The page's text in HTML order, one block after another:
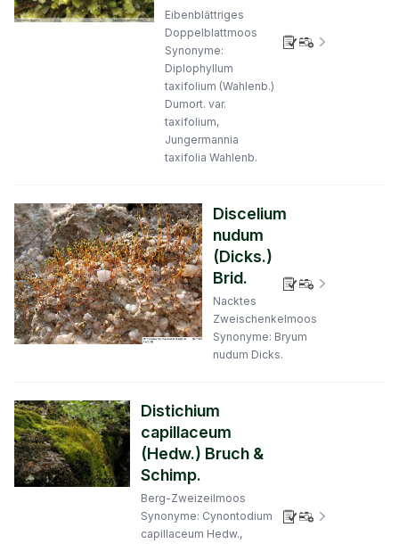
Eibenblättriges
Doppelblattmoos
Synonyme:
Diplophyllum
taxifolium (Wahlenb.)
Dumort. var.
taxifolium,
Jungermannia
taxifolia Wahlenb.
Discelium
nudum
(Dicks.)
Brid.
Nacktes
Zweischenkelmoos
Synonyme: Bryum
nudum Dicks.
Distichium
capillaceum
(Hedw.) Bruch &
Schimp.
Berg-Zweizeilmoos
Synonyme: Cynontodium
capillaceum Hedw.,